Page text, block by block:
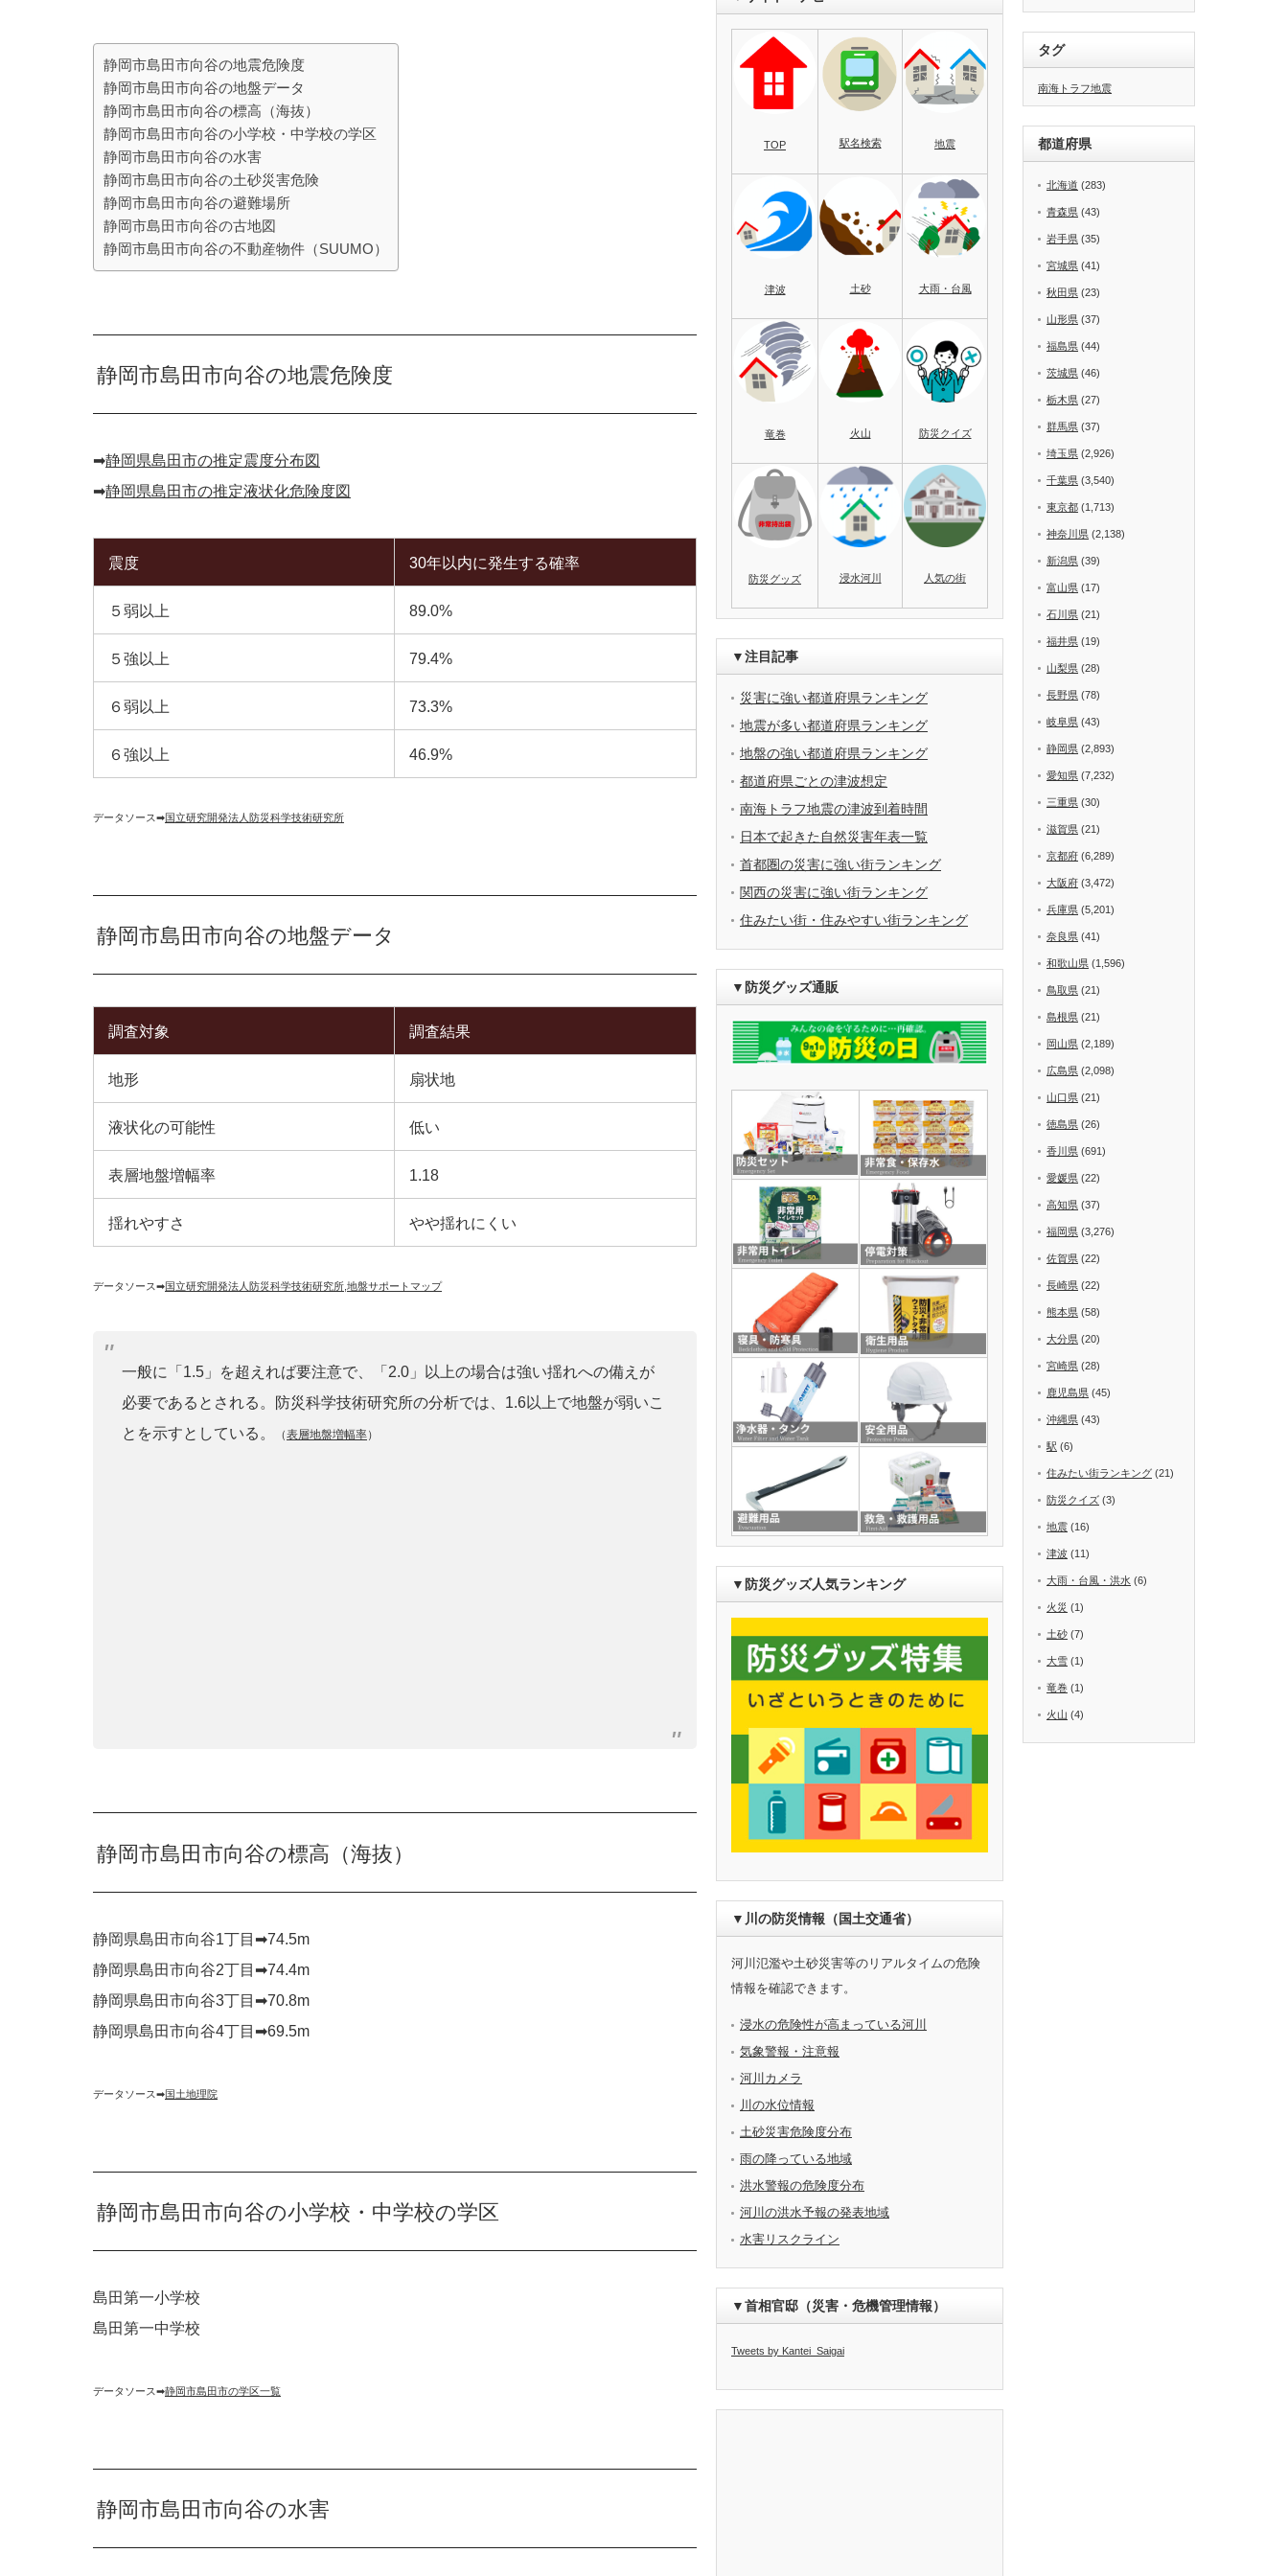
静岡市島田市向谷の地震危険度
静岡市島田市向谷の地盤データ
静岡市島田市向谷の標高（海抜）
静岡市島田市向谷の小学校・中学校の学区
静岡市島田市向谷の水害
静岡市島田市向谷の土砂災害危険
静岡市島田市向谷の避難場所
静岡市島田市向谷の古地図
静岡市島田市向谷の不動産物件（SUUMO）
静岡市島田市向谷の地震危険度
➡︎静岡県島田市の推定震度分布図
➡︎静岡県島田市の推定液状化危険度図
震度 30年以内に発生する確率
５弱以上 89.0%
５強以上 79.4%
６弱以上 73.3%
６強以上 46.9%
データソース➡︎国立研究開発法人防災科学技術研究所
静岡市島田市向谷の地盤データ
調査対象 調査結果
地形 扇状地
液状化の可能性 低い
表層地盤増幅率 1.18
揺れやすさ やや揺れにくい
データソース➡︎国立研究開発法人防災科学技術研究所 地盤サポートマップ
一般に「1.5」を超えれば要注意で、「2.0」以上の場合は強い揺れへの備えが
必要であるとされる。防災科学技術研究所の分析では、1.6以上で地盤が弱いこ
とを示すとしている。
（表層地盤増幅率）
静岡市島田市向谷の標高（海抜）
静岡県島田市向谷1丁目➡︎74.5m
静岡県島田市向谷2丁目➡︎74.4m
静岡県島田市向谷3丁目➡︎70.8m
静岡県島田市向谷4丁目➡︎69.5m
データソース➡︎国土地理院
静岡市島田市向谷の小学校・中学校の学区
島田第一小学校
島田第一中学校
データソース➡︎静岡市島田市の学区一覧
静岡市島田市向谷の水害
TOP 駅名検索 地震
津波 土砂 大雨・台風
竜巻 火山 防災クイズ
防災グッズ 浸水河川 人気の街
▼注目記事
災害に強い都道府県ランキング
地震が多い都道府県ランキング
地盤の強い都道府県ランキング
都道府県ごとの津波想定
南海トラフ地震の津波到着時間
日本で起きた自然災害年表一覧
首都圏の災害に強い街ランキング
関西の災害に強い街ランキング
住みたい街・住みやすい街ランキング
▼防災グッズ通販
▼防災グッズ人気ランキング
▼川の防災情報（国土交通省）
河川氾濫や土砂災害等のリアルタイムの危険
情報を確認できます。
浸水の危険性が高まっている河川
気象警報・注意報
河川カメラ
川の水位情報
土砂災害危険度分布
雨の降っている地域
洪水警報の危険度分布
河川の洪水予報の発表地域
水害リスクライン
▼首相官邸（災害・危機管理情報）
Tweets by Kantei_Saigai
タグ
南海トラフ地震
都道府県
北海道 (283)
青森県 (43)
岩手県 (35)
宮城県 (41)
秋田県 (23)
山形県 (37)
福島県 (44)
茨城県 (46)
栃木県 (27)
群馬県 (37)
埼玉県 (2,926)
千葉県 (3,540)
東京都 (1,713)
神奈川県 (2,138)
新潟県 (39)
富山県 (17)
石川県 (21)
福井県 (19)
山梨県 (28)
長野県 (78)
岐阜県 (43)
静岡県 (2,893)
愛知県 (7,232)
三重県 (30)
滋賀県 (21)
京都府 (6,289)
大阪府 (3,472)
兵庫県 (5,201)
奈良県 (41)
和歌山県 (1,596)
鳥取県 (21)
島根県 (21)
岡山県 (2,189)
広島県 (2,098)
山口県 (21)
徳島県 (26)
香川県 (691)
愛媛県 (22)
高知県 (37)
福岡県 (3,276)
佐賀県 (22)
長崎県 (22)
熊本県 (58)
大分県 (20)
宮崎県 (28)
鹿児島県 (45)
沖縄県 (43)
駅 (6)
住みたい街ランキング (21)
防災クイズ (3)
地震 (16)
津波 (11)
大雨・台風・洪水 (6)
火災 (1)
土砂 (7)
大雪 (1)
竜巻 (1)
火山 (4)